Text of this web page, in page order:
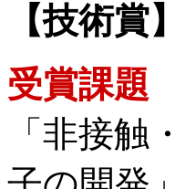
【技術賞】
受賞課題
「非接